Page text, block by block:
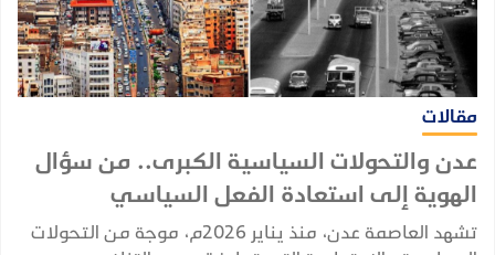
مقالات
عدن والتحولات السياسية الكبرى.. من سؤال
الهوية إلى استعادة الفعل السياسي
تشهد العاصمة عدن، منذ يناير 2026م، موجة من التحولات